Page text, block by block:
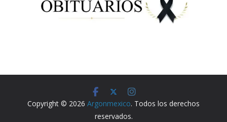
Copyright © 2026 Argonmexico. Todos los derechos
reservados.